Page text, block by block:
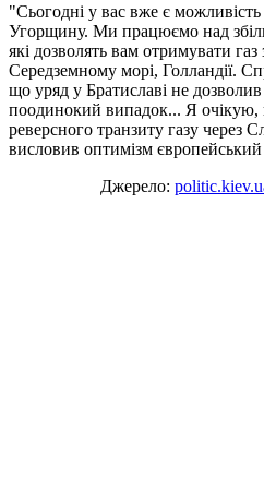
"Сьогодні у вас вже є
Угорщину. Ми працюємо над
які дозволять вам отримувати
Середземному морі, Голландії.
що уряд у Братиславі не
поодинокий випадок... Я очікую,
реверсного транзиту газу через
висловив оптимізм європейський
Джерело: